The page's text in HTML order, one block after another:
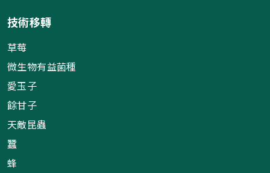
技術移轉
草莓
微生物有益菌種
愛玉子
餘甘子
天敵昆蟲
蠶
蜂